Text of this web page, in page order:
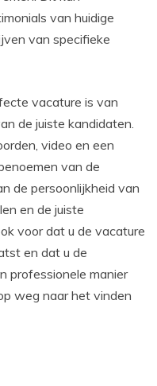
van huidige
van specifieke
vacature is van
de juiste kandidaten.
video en een
van de
de persoonlijkheid van
en de juiste
voor dat u de vacature
en dat u de
professionele manier
weg naar het vinden